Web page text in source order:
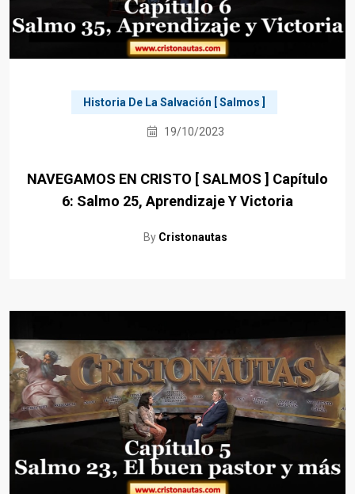
Historia De La Salvación [ Salmos ]
19/10/2023
NAVEGAMOS EN CRISTO [ SALMOS ] Capítulo
6: Salmo 25, Aprendizaje Y Victoria
By Cristonautas